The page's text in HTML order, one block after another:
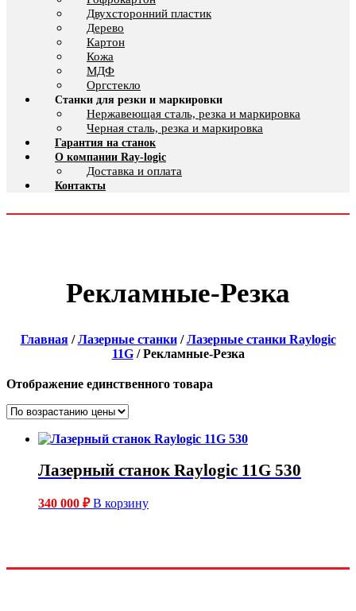
Двухсторонний пластик
Дерево
Картон
Кожа
МДФ
Оргстекло
Станки для резки и маркировки
Нержавеющая сталь, резка и маркировка
Черная сталь, резка и маркировка
Гарантия на станок
О компании Ray-logic
Доставка и оплата
Контакты
Рекламные-Резка
Главная/Лазерные станки/Лазерные станки Raylogic
11G/ Рекламные-Резка
Отображение единственного товара
Лазерный станок Raylogic 11G 530
340 000 ₽ В корзину